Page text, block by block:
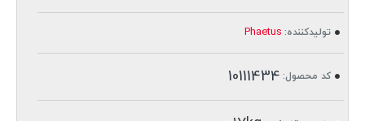
تولیدکننده: Phaetus
کد محصول: 10111434